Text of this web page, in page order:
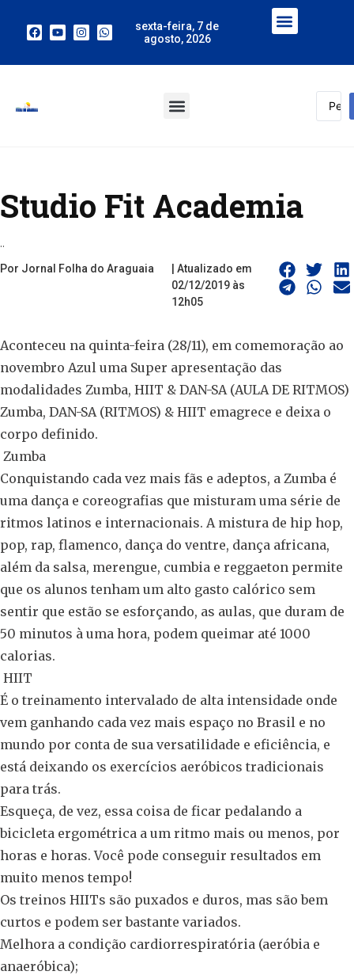
sexta-feira, 7 de
agosto, 2026
Studio Fit Academia
..
Por Jornal Folha do Araguaia
| Atualizado em
02/12/2019 às
12h05
Aconteceu na quinta-feira (28/11), em comemoração ao
novembro Azul uma Super apresentação das
modalidades Zumba, HIIT & DAN-SA (AULA DE RITMOS)
Zumba, DAN-SA (RITMOS) & HIIT emagrece e deixa o
corpo definido.
Zumba
Conquistando cada vez mais fãs e adeptos, a Zumba é
uma dança e coreografias que misturam uma série de
ritmos latinos e internacionais. A mistura de hip hop,
pop, rap, flamenco, dança do ventre, dança africana,
além da salsa, merengue, cumbia e reggaeton permite
que os alunos tenham um alto gasto calórico sem
sentir que estão se esforçando, as aulas, que duram de
50 minutos à uma hora, podem queimar até 1000
calorias.
HIIT
É o treinamento intervalado de alta intensidade onde
vem ganhando cada vez mais espaço no Brasil e no
mundo por conta de sua versatilidade e eficiência, e
está deixando os exercícios aeróbicos tradicionais
para trás.
Esqueça, de vez, essa coisa de ficar pedalando a
bicicleta ergométrica a um ritmo mais ou menos, por
horas e horas. Você pode conseguir resultados em
muito menos tempo!
Os treinos HIITs são puxados e duros, mas são bem
curtos e podem ser bastante variados.
Melhora a condição cardiorrespiratória (aeróbia e
anaeróbica);